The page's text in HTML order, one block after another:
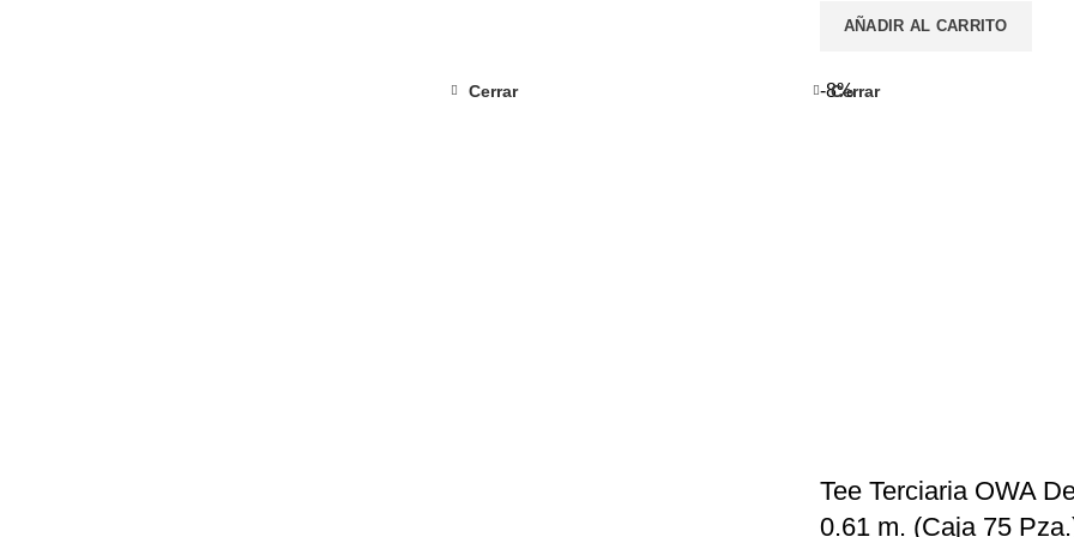
AÑADIR AL CARRITO
Cerrar -8%
Cerrar
Tee Terciaria OWA
0.61 m. (Caja 75